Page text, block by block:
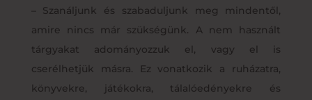
– Szanáljunk és szabaduljunk meg mindentől,
amire nincs már szükségünk. A nem használt
tárgyakat adományozzuk el, vagy el is
cserélhetjük másra. Ez vonatkozik a ruházatra,
könyvekre, játékokra, tálalóedényekre és